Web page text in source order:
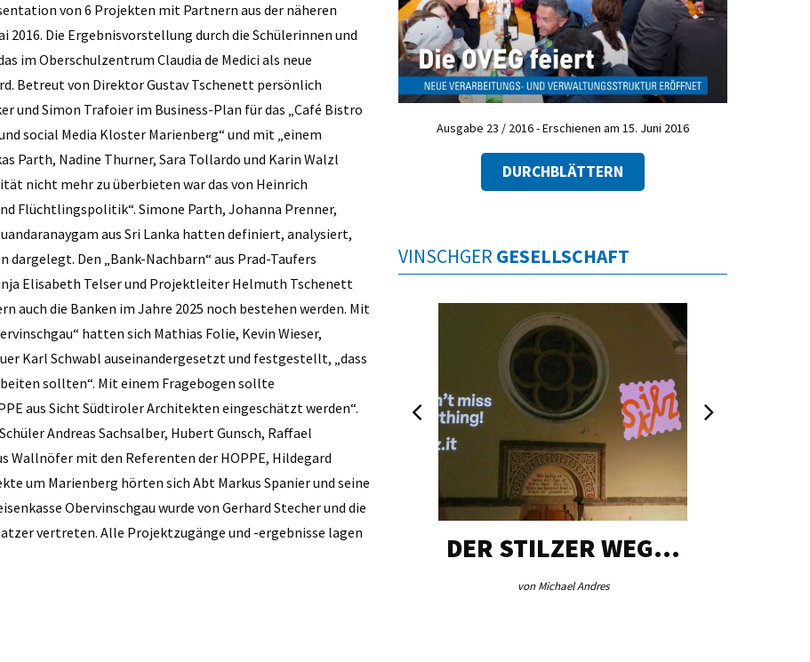
von 6 Projekten mit Partnern aus der näheren
2016. Die Ergebnisvorstellung durch die Schülerinnen und
im Oberschulzentrum Claudia de Medici als neue
Betreut von Direktor Gustav Tschenett persönlich
und Simon Trafoier im Business-Plan für das „Café Bistro
social Media Kloster Marienberg“ und mit „einem
Parth, Nadine Thurner, Sara Tollardo und Karin Walzl
nicht mehr zu überbieten war das von Heinrich
Flüchtlingspolitik“. Simone Parth, Johanna Prenner,
aus Sri Lanka hatten definiert, analysiert,
Den „Bank-Nachbarn“ aus Prad-Taufers
Elisabeth Telser und Projektleiter Helmuth ­Tschenett
auch die Banken im Jahre 2025 noch bestehen werden. Mit
hatten sich Mathias Folie, Kevin Wieser,
Karl Schwabl auseinandergesetzt und festgestellt, „dass
sollten“. Mit einem Fragebogen sollte
aus Sicht Südtiroler Architekten eingeschätzt werden“.
Andreas Sachsalber, Hubert Gunsch, Raffael
Wallnöfer mit den Referenten der HOPPE, Hildegard
um Marienberg hörten sich Abt Markus Spanier und seine
Obervinschgau wurde von Gerhard Stecher und die
vertreten. Alle Projektzugänge und -ergebnisse lagen
Ausgabe 23 / 2016 - Erschienen am 15. Juni 2016
DURCHBLÄTTERN
VINSCHGER GESELLSCHAFT
DER STILZER WEG…
von Michael Andres